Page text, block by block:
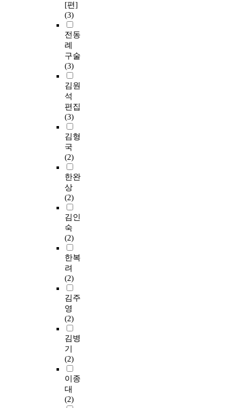
[편]
(3)
전동
례
구술
(3)
김원
석
편집
(3)
김형
국
(2)
한완
상
(2)
김인
숙
(2)
한복
려
(2)
김주
영
(2)
김병
기
(2)
이종
대
(2)